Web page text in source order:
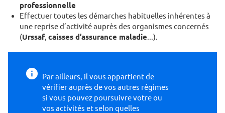
professionnelle
Effectuer toutes les dé­marches habituelles inhérentes à
une reprise d’ac­tivité auprès des organismes concernés
(Urssaf, caisses d’assurance maladie...).
Par ailleurs, il vous appar­tient de
vérifier auprès de vos autres régimes
si vous pouvez poursuivre votre ou
vos activités et selon quelles